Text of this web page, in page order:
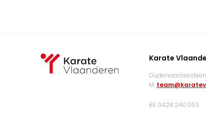
Karate
M:
BE 0428.240.053